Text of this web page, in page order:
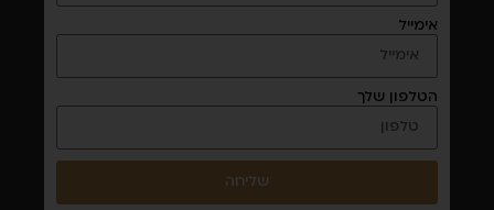
אימייל
הטלפון שלך
שליחה